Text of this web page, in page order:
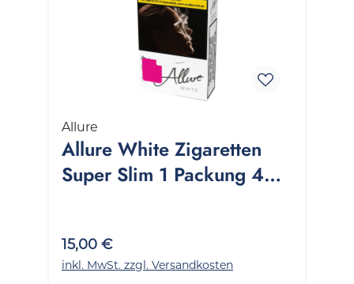
Allure
Allure White Zigaretten
Super Slim 1 Packung 40
15,00 €
inkl. MwSt. zzgl. Versandkosten